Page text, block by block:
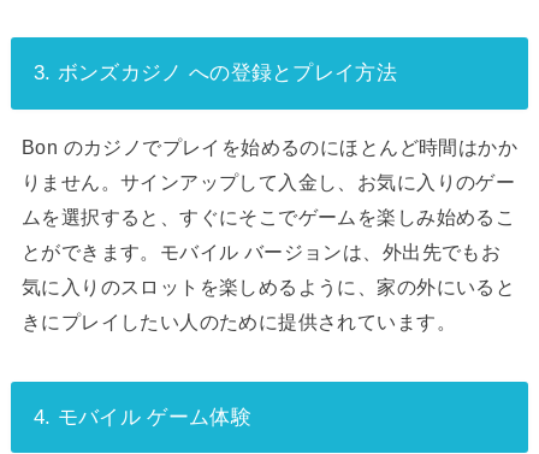
3. ボンズカジノ への登録とプレイ方法
Bon のカジノでプレイを始めるのにほとんど時間はかか
りません。サインアップして入金し、お気に入りのゲー
ムを選択すると、すぐにそこでゲームを楽しみ始めるこ
とができます。モバイル バージョンは、外出先でもお
気に入りのスロットを楽しめるように、家の外にいると
きにプレイしたい人のために提供されています。
4. モバイル ゲーム体験